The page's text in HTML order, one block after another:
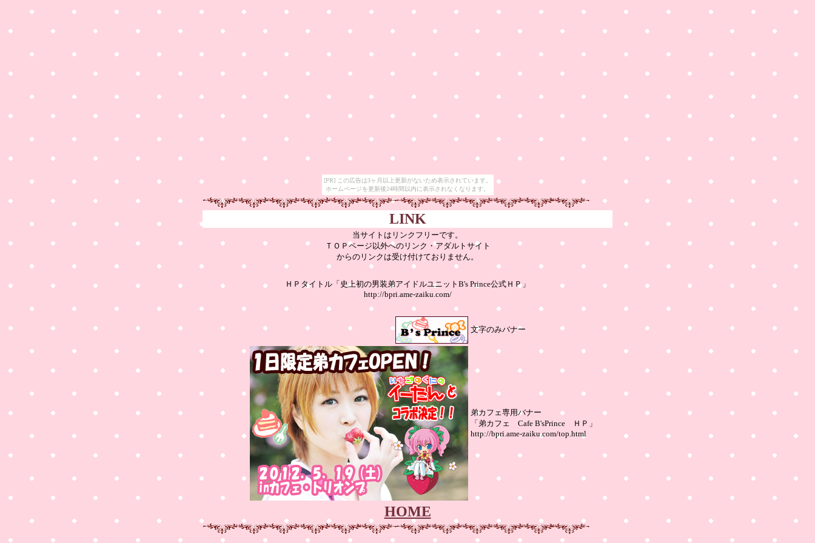
[PR] この広告は3ヶ月以上更新がないため表示されています。
ホームページを更新後24時間以内に表示されなくなります。
LINK
当サイトはリンクフリーです。
ＴＯＰページ以外へのリンク・アダルトサイト
からのリンクは受け付けておりません。
ＨＰタイトル「史上初の男装弟アイドルユニットB's Prince公式ＨＰ」
http://bpri.ame-zaiku.com/
文字のみバナー
弟カフェ専用バナー
「弟カフェ Cafe B'sPrince ＨＰ」
http://bpri.ame-zaiku.com/top.html
HOME